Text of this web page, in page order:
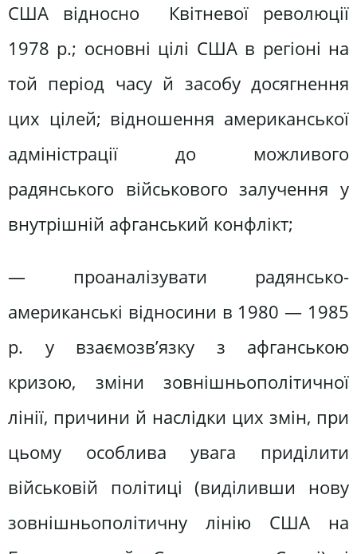
США відносно Квітневої революції
1978 р.; основні цілі США в регіоні на
той період часу й засобу досягнення
цих цілей; відношення американської
адміністрації до можливого
радянського військового залучення у
внутрішній афганський конфлікт;
— проаналізувати радянсько-
американські відносини в 1980 — 1985
р. у взаємозв’язку з афганською
кризою, зміни зовнішньополітичної
лінії, причини й наслідки цих змін, при
цьому особлива увага приділити
військовій політиці (виділивши нову
зовнішньополітичну лінію США на